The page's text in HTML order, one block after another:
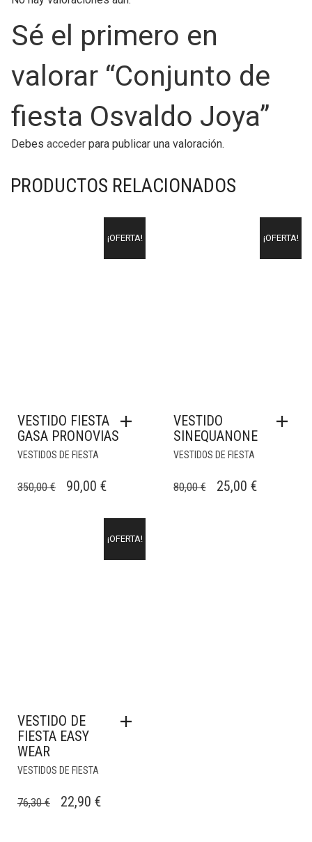
Sé el primero en
valorar “Conjunto de
fiesta Osvaldo Joya”
Debes acceder para publicar una valoración.
PRODUCTOS RELACIONADOS
¡OFERTA!
VESTIDO FIESTA
GASA PRONOVIAS
VESTIDOS DE FIESTA
350,00€
EL
350,00 €.
90,00 €EL
ES:
90,00 €.
¡OFERTA!
VESTIDO
SINEQUANONE
VESTIDOS DE FIESTA
80,00€
EL
25,00 €EL
¡OFERTA!
VESTIDO DE
FIESTA EASY
WEAR
VESTIDOS DE FIESTA
76,30€
EL
22,90 €EL